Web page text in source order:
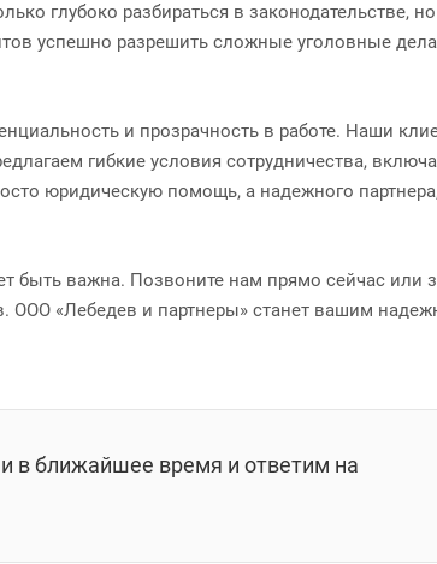
глубоко разбираться в законодательстве,
успешно разрешить сложные уголовные
и прозрачность в работе. Наши
гибкие условия сотрудничества,
юридическую помощь, а надежного
важна. Позвоните нам прямо сейчас или
ООО «Лебедев и партнеры» станет вашим
в ближайшее время и ответим на